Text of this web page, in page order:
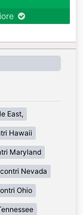
East,
Hawaii
Maryland
Nevada
Ohio